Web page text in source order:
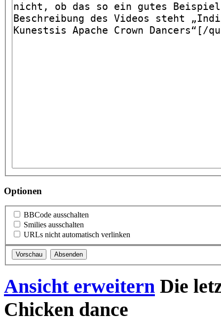
Optionen
BBCode ausschalten
Smilies ausschalten
URLs nicht automatisch verlinken
Ansicht erweitern Die
Chicken dance